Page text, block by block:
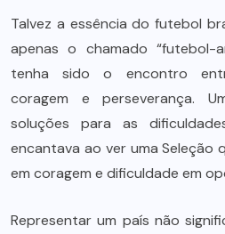
Talvez a essência do futebol
apenas o chamado “futebol-
tenha sido o encontro
coragem e perseverança.
soluções para as
encantava ao ver uma Seleção
em coragem e dificuldade em
Representar um país não